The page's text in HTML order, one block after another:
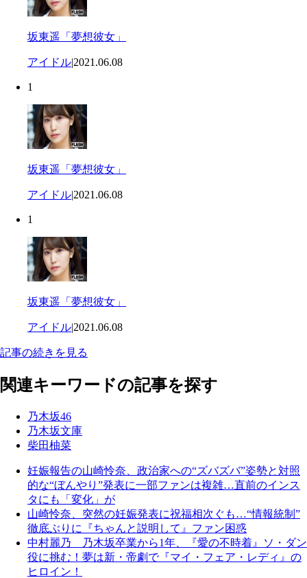
坂東遥「夢想彼女」
アイドル|2021.06.08
1
坂東遥「夢想彼女」
アイドル|2021.06.08
1
坂東遥「夢想彼女」
アイドル|2021.06.08
記事の続きを見る
関連キーワードの記事を探す
乃木坂46
乃木坂文庫
柴田柚菜
妊娠報告の山崎怜奈、政治家への“ズバズバ”姿勢と対照
的な“ぼんやり”発表に一部ファンは複雑…直前のインス
タにも「変化」が
山崎怜奈、突然の妊娠発表に祝福相次ぐも…“情報統制”
徹底ぶりに『ちゃんと説明して』ファン困惑
中村麗乃 乃木坂卒業から1年、『愛の不時着』ソ・ダン
役に挑む！夢は新・帝劇で『マイ・フェア・レディ』の
ヒロイン！